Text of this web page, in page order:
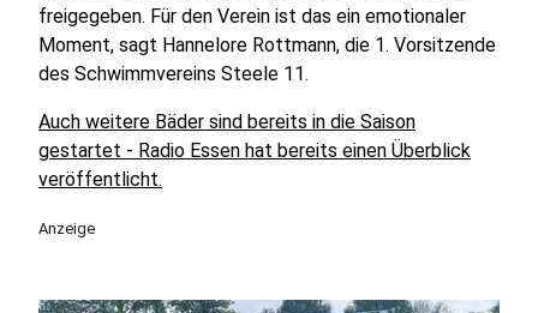
freigegeben. Für den Verein ist das ein emotionaler
Moment, sagt Hannelore Rottmann, die 1. Vorsitzende
des Schwimmvereins Steele 11.
Auch weitere Bäder sind bereits in die Saison
gestartet - Radio Essen hat bereits einen Überblick
veröffentlicht.
Anzeige